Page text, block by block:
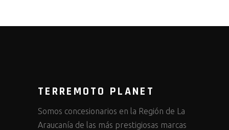
TERREMOTO PLANET
Somos concesionarios en la Región de La
Araucanía de las más prestigiosas marcas